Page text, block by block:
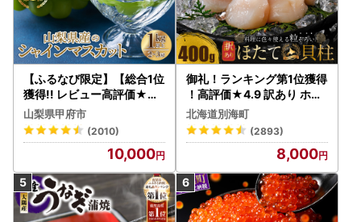
【ふるなび限定】【総合1位
獲得!! レビュー高評価★】
〈2026年度配送分〉山梨
県産 シャインマスカット 2
～3房（1.0kg以上）シャイ
ン フルーツ FN-Limited-S
P
山梨県甲府市
(2010)
10,000
御礼！ランキング第1位獲得
！高評価★4.9 訳あり ホタ
テ 400g（ほたて 帆立 貝柱
冷凍 ）
北海道別海町
(2893)
8,000